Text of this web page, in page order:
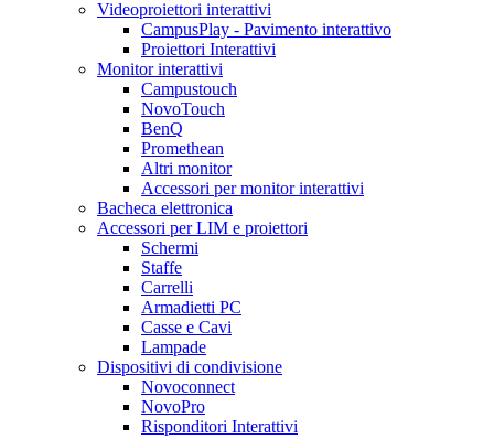
Videoproiettori interattivi
CampusPlay - Pavimento interattivo
Proiettori Interattivi
Monitor interattivi
Campustouch
NovoTouch
BenQ
Promethean
Altri monitor
Accessori per monitor interattivi
Bacheca elettronica
Accessori per LIM e proiettori
Schermi
Staffe
Carrelli
Armadietti PC
Casse e Cavi
Lampade
Dispositivi di condivisione
Novoconnect
NovoPro
Risponditori Interattivi